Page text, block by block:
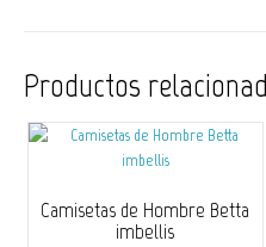
Productos
Camisetas de Hombre Betta
imbellis